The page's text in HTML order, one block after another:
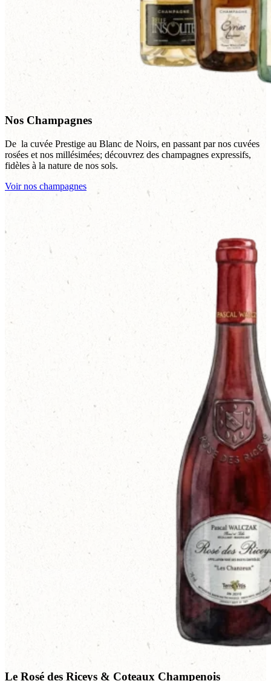
Nos Champagnes
De la cuvée Prestige au Blanc de Noirs, en passant par nos cuvées
rosées et nos millésimées; découvrez des champagnes expressifs,
fidèles à la nature de nos sols.
Voir nos champagnes
Le Rosé des Riceys & Coteaux Champenois